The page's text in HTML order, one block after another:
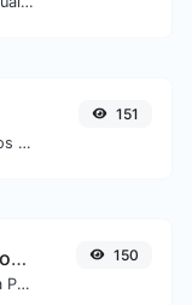
Envie uma imagem e extraia os dados dela.
151
Conversor IDN Punnycode
Converta facilmente IDN para Punnycode e vice-versa.
150